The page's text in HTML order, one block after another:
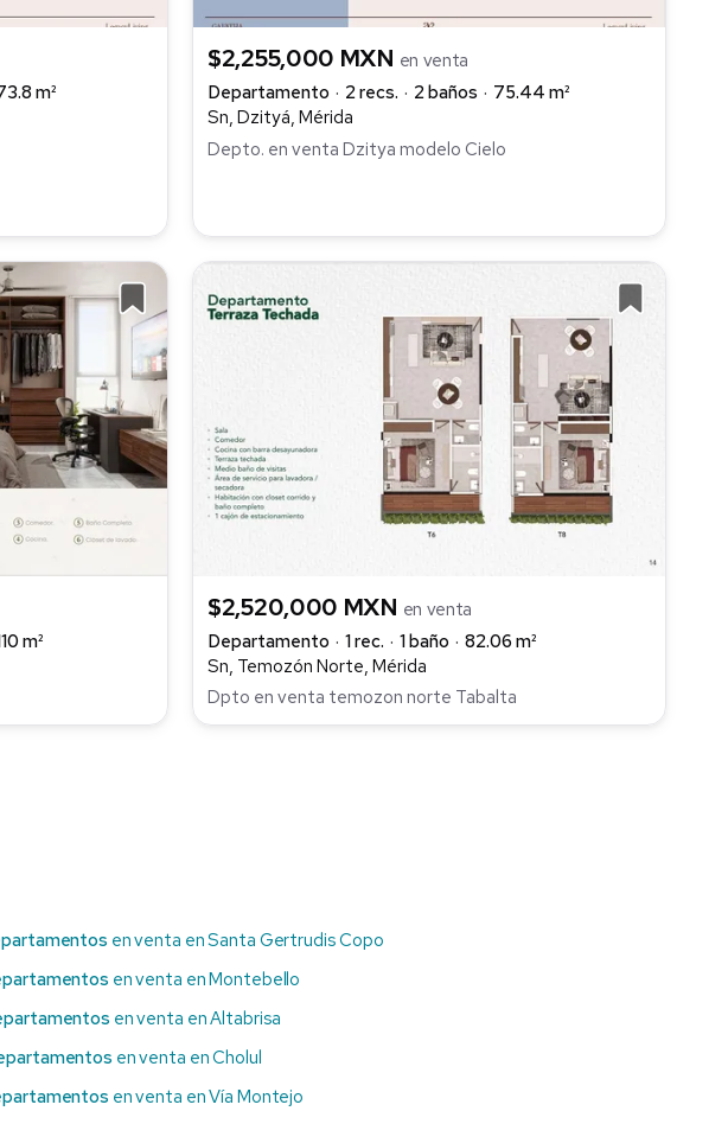
m²
$2,255,000 MXN en venta
Departamento
2 recs. 2 baños
75.44 m²
Sn, Dzityá, Mérida
Depto. en venta Dzitya modelo Cielo
m²
$2,520,000 MXN en venta
Departamento
1 rec. 1 baño
82.06 m²
Sn, Temozón Norte, Mérida
Dpto en venta temozon norte Tabalta
en venta en Santa Gertrudis Copo
en venta en Montebello
en venta en Altabrisa
en venta en Cholul
en venta en Vía Montejo